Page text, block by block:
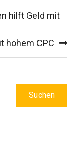
hilft Geld mit
hohem CPC